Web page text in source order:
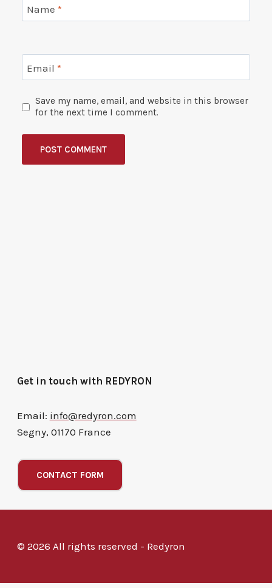
Name*
Email*
Save my name, email, and website in this browser
for the next time I comment.
Get in touch with REDYRON
Email: info@redyron.com
Segny, 01170 France
CONTACT FORM
© 2026 All rights reserved - Redyron